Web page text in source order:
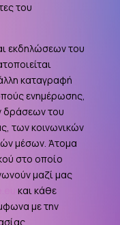
του
εκδηλώσεων του
καταγραφή
ενημέρωσης,
δράσεων του
των κοινωνικών
μέσων. Άτομα
στο οποίο
μαζί μας
και κάθε
με την